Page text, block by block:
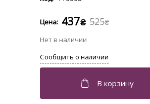
525₴
437₴